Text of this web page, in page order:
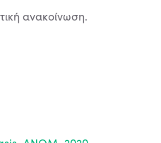
ανακοίνωση.